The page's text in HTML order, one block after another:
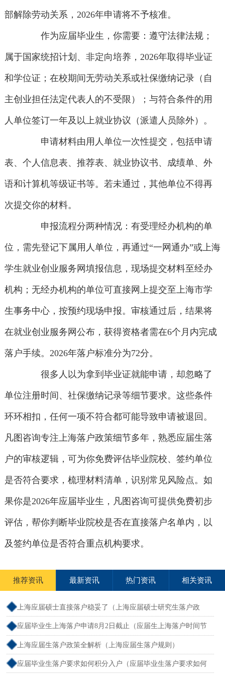
部解除劳动关系，2026年申请将不予核准。
作为应届毕业生，你需要：遵守法律法规；
属于国家统招计划、非定向培养，2026年取得毕业证
和学位证；在校期间无劳动关系或社保缴纳记录（自
主创业担任法定代表人的不受限）；与符合条件的用
人单位签订一年及以上就业协议（派遣人员除外）。
申请材料由用人单位一次性提交，包括申请
表、个人信息表、推荐表、就业协议书、成绩单、外
语和计算机等级证书等。若未通过，其他单位不得再
次提交你的材料。
申报流程分两种情况：有受理经办机构的单
位，需先登记下属用人单位，再通过“一网通办”或上海
学生就业创业服务网填报信息，现场提交材料至经办
机构；无经办机构的单位可直接网上提交至上海市学
生事务中心，按预约现场申报。审核通过后，结果将
在就业创业服务网公布，获得资格者需在6个月内完成
落户手续。2026年落户标准分为72分。
很多人以为拿到毕业证就能申请，却忽略了
单位注册时间、社保缴纳记录等细节要求。这些条件
环环相扣，任何一项不符合都可能导致申请被退回。
凡图咨询专注上海落户政策细节多年，熟悉应届生落
户的审核逻辑，可为你免费评估毕业院校、签约单位
是否符合要求，梳理材料清单，识别常见风险点。如
果你是2026年应届毕业生，凡图咨询可提供免费初步
评估，帮你判断毕业院校是否在直接落户名单内，以
及签约单位是否符合重点机构要求。
推荐资讯 最新资讯 热门资讯 相关资讯
上海应届硕士直接落户稳妥了（上海应届硕士研究生落户政
策）
应届毕业生上海落户申请8月2日截止（应届生上海落户时间节
点）
上海应届生落户政策全解析（上海应届生落户规则）
应届毕业生落户要求如何积分入户（应届毕业生落户要求如何